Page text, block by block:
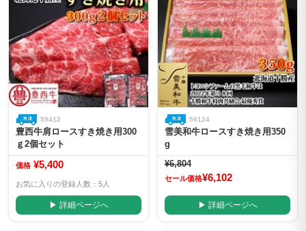
59412
豊西牛肩ロースすき焼き用300
ｇ2個セット
価格 ¥5,400
お気に入りの登録人数：5人
▶ 詳細ページへ
56124
雪美和牛ロースすき焼き用350
g
¥6,804
セール価格¥6,102
▶ 詳細ページへ